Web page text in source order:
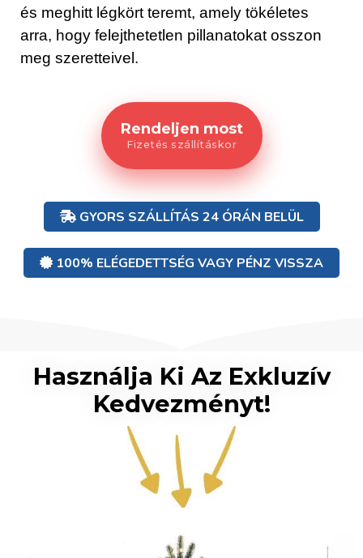
és meghitt légkört teremt, amely tökéletes
arra, hogy felejthetetlen pillanatokat osszon
meg szeretteivel.
Rendeljen most
Fizetés szállításkor
GYORS SZÁLLÍTÁS 24 ÓRÁN BELÜL
100% ELÉGEDETTSÉG VAGY PÉNZ VISSZA
Használja Ki Az Exkluzív
Kedvezményt!